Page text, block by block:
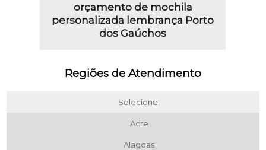
orçamento de mochila
personalizada lembrança Porto
dos Gaúchos
Regiões de Atendimento
Selecione:
Acre
Alagoas